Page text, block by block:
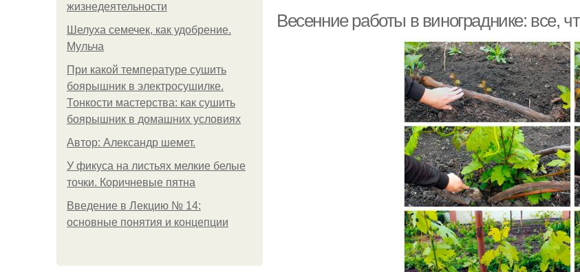
жизнедеятельности
Шелуха семечек, как удобрение.
Мульча
При какой температуре сушить
боярышник в электросушилке.
Тонкости мастерства: как сушить
боярышник в домашних условиях
Автор: Александр шемет.
У фикуса на листьях мелкие белые
точки. Коричневые пятна
Введение в Лекцию № 14:
основные понятия и концепции
Весенние работы в винограднике: все,